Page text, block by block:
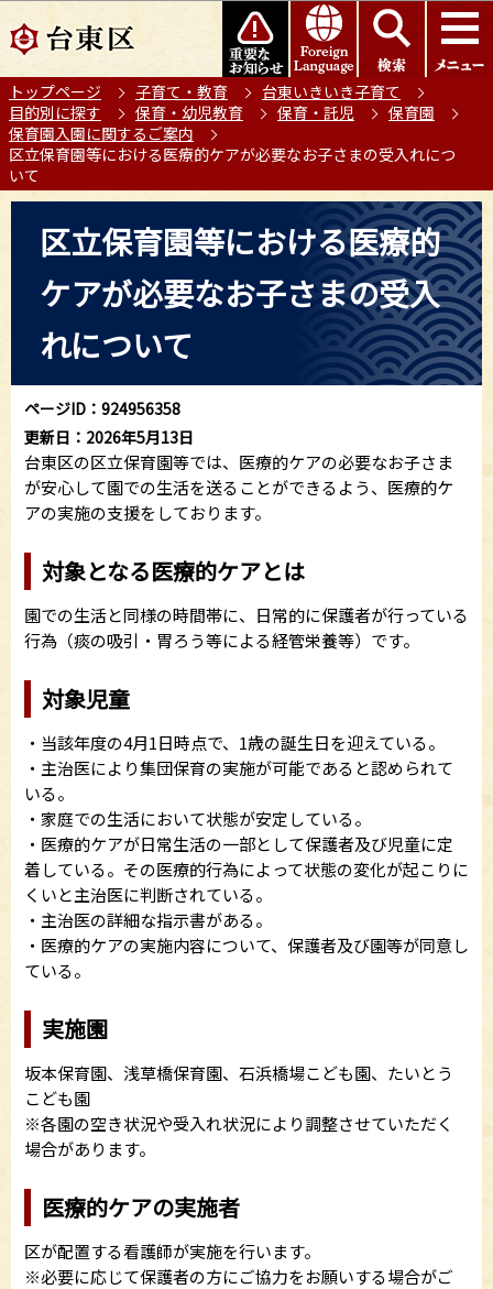
の
ー
ジ
の
先
頭
このページの本文へ移動
トップページ 子育て・教育
台東いきいき子育て
目的別に探す
保育・幼児教育 保育・託児
保育園
保育園入園に関するご案内
区立保育園等における医療的ケアが必要なお子さまの受入れにつ
いて
区立保育園等における医療的
ケアが必要なお子さまの受入
れについて
ページID：924956358
更新日：2026年5月13日
台東区の区立保育園等では、医療的ケアの必要なお子さま
が安心して園での生活を送ることができるよう、医療的ケ
アの実施の支援をしております。
対象となる医療的ケアとは
園での生活と同様の時間帯に、日常的に保護者が行っている
行為（痰の吸引・胃ろう等による経管栄養等）です。
対象児童
・当該年度の4月1日時点で、1歳の誕生日を迎えている。
・主治医により集団保育の実施が可能であると認められて
いる。
・家庭での生活において状態が安定している。
・医療的ケアが日常生活の一部として保護者及び児童に定
着している。その医療的行為によって状態の変化が起こりに
くいと主治医に判断されている。
・主治医の詳細な指示書がある。
・医療的ケアの実施内容について、保護者及び園等が同意し
ている。
実施園
坂本保育園、浅草橋保育園、石浜橋場こども園、たいとう
こども園
※各園の空き状況や受入れ状況により調整させていただく
場合があります。
医療的ケアの実施者
区が配置する看護師が実施を行います。
※必要に応じて保護者の方にご協力をお願いする場合がご